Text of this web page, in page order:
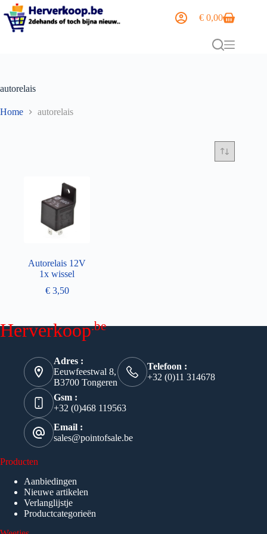
€ 0,00
autorelais
Home autorelais
Autorelais 12V
1x wissel
€3,50
Herverkoop.be
Adres :
Eeuwfeestwal 8,
B3700 Tongeren
Telefoon :
+32 (0)11 314678
Gsm :
+32 (0)468 119563
Email :
sales@pointofsale.be
Producten
Aanbiedingen
Nieuwe artikelen
Verlanglijstje
Productcategorieën